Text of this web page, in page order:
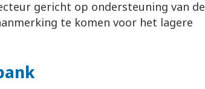
gericht op ondersteuning van de
te komen voor het lagere